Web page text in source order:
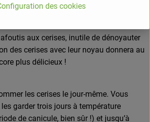
les et laissez-les mariner environ une
aux cerises, inutile de dénoyauter
des cerises avec leur noyau donnera au
plus délicieux !
les cerises le jour-même. Vous
garder trois jours à température
de canicule, bien sûr !) et jusqu’à
des cookies